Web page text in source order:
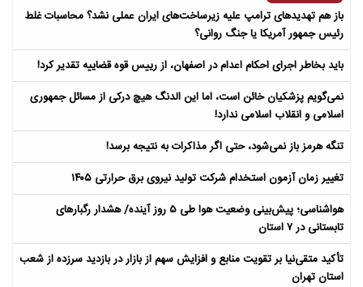
باز هم تهدیدهای ترامپ علیه زیرساخت‌های ایران عملی نشد؟ محاسبات غلط
رئیس جمهور آمریکا یا جنگ روانی؟
باید بخاطر اجرای احکام اعدام در اصفهان، از رییس قوه قضاییه تقدیر کرد!
نمی‌گویم پزشکیان خائن است، اما این الدنگ هیچ درکی از مسائل جمهوری
اسلامی و انقلاب اسلامی ندارد!
تنگه هرمز باز نمی‌شود، حتی اگر مذاکرات به نتیجه برسد!
تغییر زمان آزمون استخدام شرکت تولید نیروی برق حرارتی ۱۴۰۵
هواشناسی؛ پیش‌بینی وضعیت هوا طی ۵ روز آینده/ هشدار رگبارهای
تابستانی در ۷ استان
تأکید متقی‌نیا بر تقویت منابع و افزایش سهم از بازار در بازدید سرزده از شعب
استان تهران